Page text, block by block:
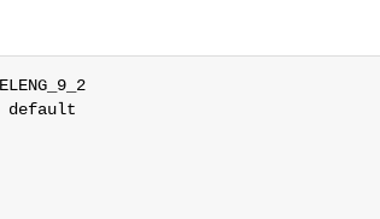
default